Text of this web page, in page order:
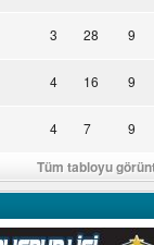
3 28 9
4 16 9
4 7 9
Tüm tabloyu